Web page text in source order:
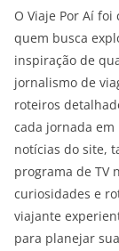
O Viaje Por Aí
quem busca
inspiração de
jornalismo de
roteiros
cada jornada
notícias do site,
programa de TV
curiosidades e
viajante
para planejar